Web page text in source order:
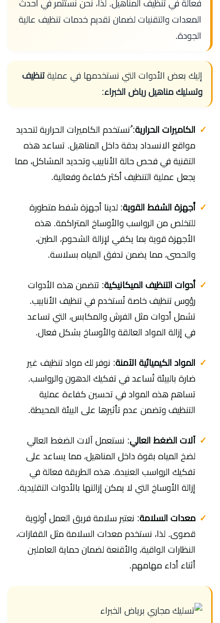
فعالة في تنظيف المناهيل. لذا، نحن نستثمر في أحدث
المعدات والتقنيات لضمان تقديم خدمات تنظيف عالية
الجودة.
إليك بعض الأدوات التي نستخدمها في عملية تنظيف
وتسليك مناهيل رياض الخبراء:
الكاميرات الحرارية: ُنستخدم الكاميرات الحرارية لتحديد
مواقع الانسداد بدقة داخل المناهيل. تساعد هذه
التقنية في فحص حالة الأنابيب وتحديد المشاكل، مما
يجعل عملية التنظيف أكثر كفاءة وفعالية.
أجهزة الشفط القوية: لدينا أجهزة شفط متطورة
للتخلص من الرواسب والأوساخ المتراكمة. هذه
الأجهزة قوية بما يكفي لإزالة الشحوم، الطين،
والحصى، مما يضمن تدفق المياه بسلاسة.
أدوات التنظيف الميكانيكية: تتضمن هذه الأدوات
رؤوس تنظيف خاصة تُستخدم في تنظيف الأنابيب.
تشمل أدوات مثل الفرش والمكابس، التي تساعد
في إزالة المواد العالقة والأوساخ بشكل فعال.
المواد الكيميائية الآمنة: نوفر لك مواد تنظيف غير
ضارة بالبيئة تُساعد في تفكيك الدهون والرواسب.
تساهم هذه المواد في تحسين كفاءة عملية
التنظيف وتضمن عدم تأثيرها على البيئة المحيطة.
آلات الضغط العالي: نستعمل آلات الضغط العالي
لضخ المياه بقوة داخل المناهيل، مما يساعد على
تفكيك الرواسب العنيدة. هذه الطريقة فعالة في
إزالة الأوساخ التي لا يمكن إزالتها بالأدوات التقليدية.
معدات السلامة: نعتبر سلامة فريق العمل أولوية
قصوى. لذا، نستخدم معدات السلامة مثل القفازات،
النظارات الواقية، والأقنعة لضمان حماية العاملين
أثناء أداء مهامهم.